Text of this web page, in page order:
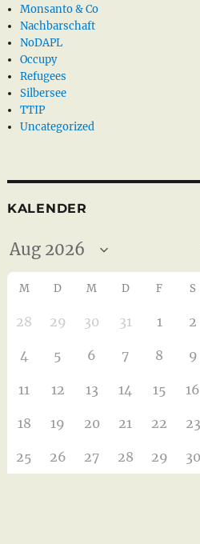
Monsanto & Co
Nachbarschaft
NoDAPL
Occupy
Refugees
Silbersee
TTIP
Uncategorized
KALENDER
M D M D F S
28 29 30 31 1 2
4 5 6 7 8 9
11 12 13 14 15 16
18 19 20 21 22 23
25 26 27 28 29 30